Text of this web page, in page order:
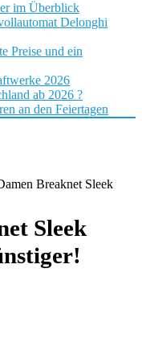
im Überblick
Delonghi
Preise und ein
2026
ab 2026 ?
an den Feiertagen
Breaknet Sleek
Sleek